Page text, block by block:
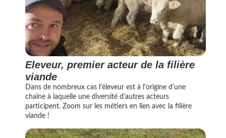
Eleveur, premier acteur de la filière
viande
Dans de nombreux cas l'éleveur est à l'origine d'une
chaîne à laquelle une diversité d'autres acteurs
participent. Zoom sur les métiers en lien avec la filière
viande !